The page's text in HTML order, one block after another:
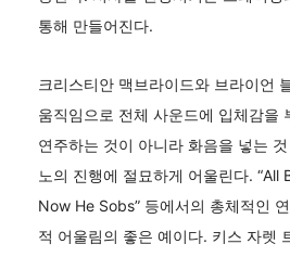
통해 만들어진다.
크리스티안 맥브라이드와 브라이언
움직임으로 전체 사운드에 입체감을
연주하는 것이 아니라 화음을 넣는
노의 진행에 절묘하게 어울린다. “All
Now He Sobs” 등에서의 총체적인
적 어울림의 좋은 예이다. 키스 자렛